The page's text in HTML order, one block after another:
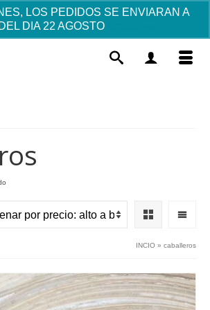
LOS PEDIDOS SE ENVIARAN A
DIA 22 AGOSTO
INCIO » caballeros
Cirio de Bautizo lazo encaje
24.25€